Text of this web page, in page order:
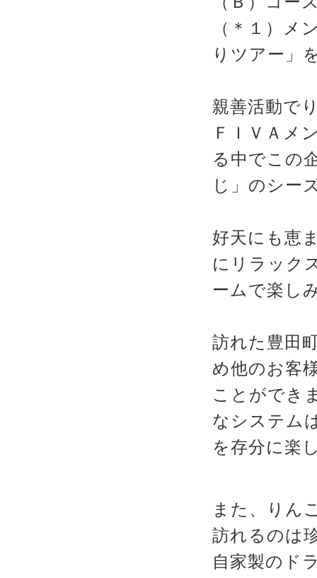
（＊１）メ
りツアー」
親善活動で
ＦＩＶＡメ
る中でこの
じ」のシー
好天にも恵
にリラック
ームで楽し
訪れた豊田
め他のお客
ことができ
なシステム
を存分に楽
また、りん
訪れるのは
自家製のド